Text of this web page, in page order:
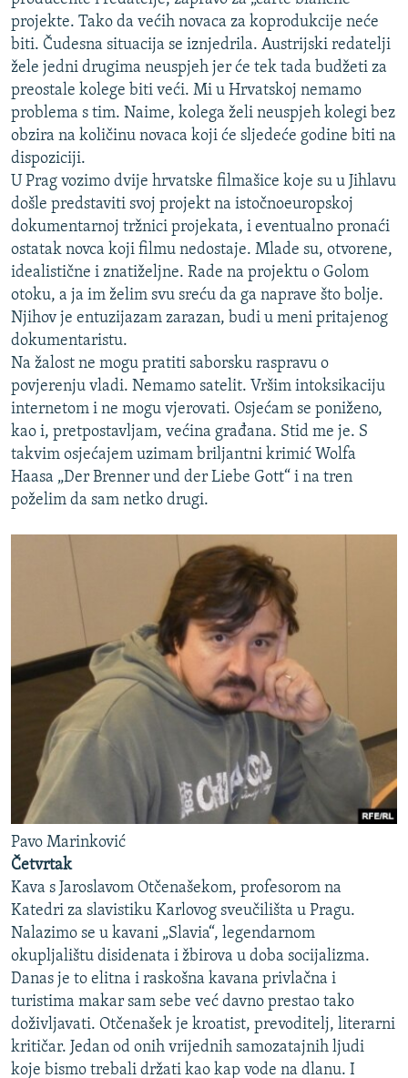
projekte. Tako da većih novaca za koprodukcije neće
biti. Čudesna situacija se iznjedrila. Austrijski redatelji
žele jedni drugima neuspjeh jer će tek tada budžeti za
preostale kolege biti veći. Mi u Hrvatskoj nemamo
problema s tim. Naime, kolega želi neuspjeh kolegi bez
obzira na količinu novaca koji će sljedeće godine biti na
dispoziciji.
U Prag vozimo dvije hrvatske filmašice koje su u Jihlavu
došle predstaviti svoj projekt na istočnoeuropskoj
dokumentarnoj tržnici projekata, i eventualno pronaći
ostatak novca koji filmu nedostaje. Mlade su, otvorene,
idealistične i znatiželjne. Rade na projektu o Golom
otoku, a ja im želim svu sreću da ga naprave što bolje.
Njihov je entuzijazam zarazan, budi u meni pritajenog
dokumentaristu.
Na žalost ne mogu pratiti saborsku raspravu o
povjerenju vladi. Nemamo satelit. Vršim intoksikaciju
internetom i ne mogu vjerovati. Osjećam se poniženo,
kao i, pretpostavljam, većina građana. Stid me je. S
takvim osjećajem uzimam briljantni krimić Wolfa
Haasa „Der Brenner und der Liebe Gott“ i na tren
poželim da sam netko drugi.
Pavo Marinković
Četvrtak
Kava s Jaroslavom Otčenašekom, profesorom na
Katedri za slavistiku Karlovog sveučilišta u Pragu.
Nalazimo se u kavani „Slavia“, legendarnom
okupljalištu disidenata i žbirova u doba socijalizma.
Danas je to elitna i raskošna kavana privlačna i
turistima makar sam sebe već davno prestao tako
doživljavati. Otčenašek je kroatist, prevoditelj, literarni
kritičar. Jedan od onih vrijednih samozatajnih ljudi
koje bismo trebali držati kao kap vode na dlanu. I